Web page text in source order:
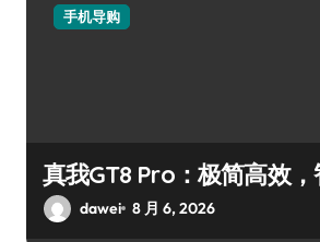
手机导购
真我GT8 Pro：极简高效
dawei 8 月 6, 2026